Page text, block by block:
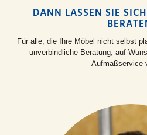
DANN LASSEN SIE
Für alle, die Ihre Möbel nicht selbst
unverbindliche Beratung, auf
Aufmaßservice